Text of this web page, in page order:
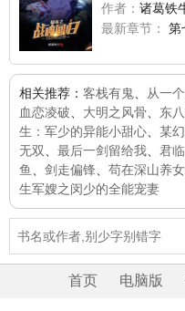
作者： 诸葛铁
最新章节：
第
相关推荐： 客栈有鬼 从一
血恋凌破
大明之风骨 东
生：军少的异能小甜心
某
无双
最后一剑留给我 君
鱼
剑走偏锋 苟在深山养
生军嫂之闵少的全能宠妻
首页 电脑版